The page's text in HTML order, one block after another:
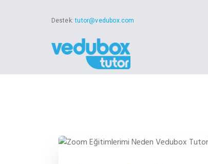
Destek:tutor@vedubox.com